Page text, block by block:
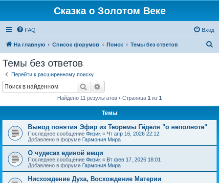
Сказка о Золотом Веке
FAQ Вход
На главную Список форумов Поиск Темы без ответов
Темы без ответов
Перейти к расширенному поиску
Поиск
Найдено 11 результатов • Страница 1 из 1
Темы
Вывод понятия Эфир из Теоремы Гёделя "о неполноте"
Последнее сообщение Физик « Чт апр 16, 2026 22:12
Добавлено в форуме Гармония Мира
О чудесах единой вещи
Последнее сообщение Физик « Вт фев 17, 2026 18:01
Добавлено в форуме Гармония Мира
Нисхождение Духа, Восхождение Материи